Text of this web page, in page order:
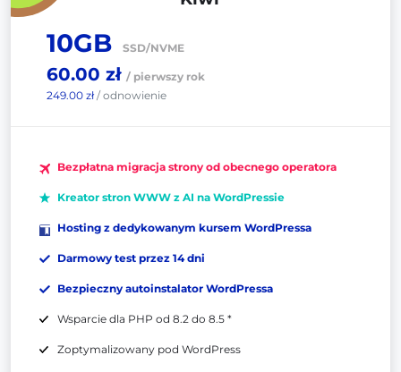
10GB SSD/NVME
60.00 zł / pierwszy rok
249.00 zł/ odnowienie
Bezpłatna migracja strony od obecnego operatora
Kreator stron WWW z AI na WordPressie
Hosting z dedykowanym kursem WordPressa
Darmowy test przez 14 dni
Bezpieczny autoinstalator WordPressa
Wsparcie dla PHP od 8.2 do 8.5 *
Zoptymalizowany pod WordPress